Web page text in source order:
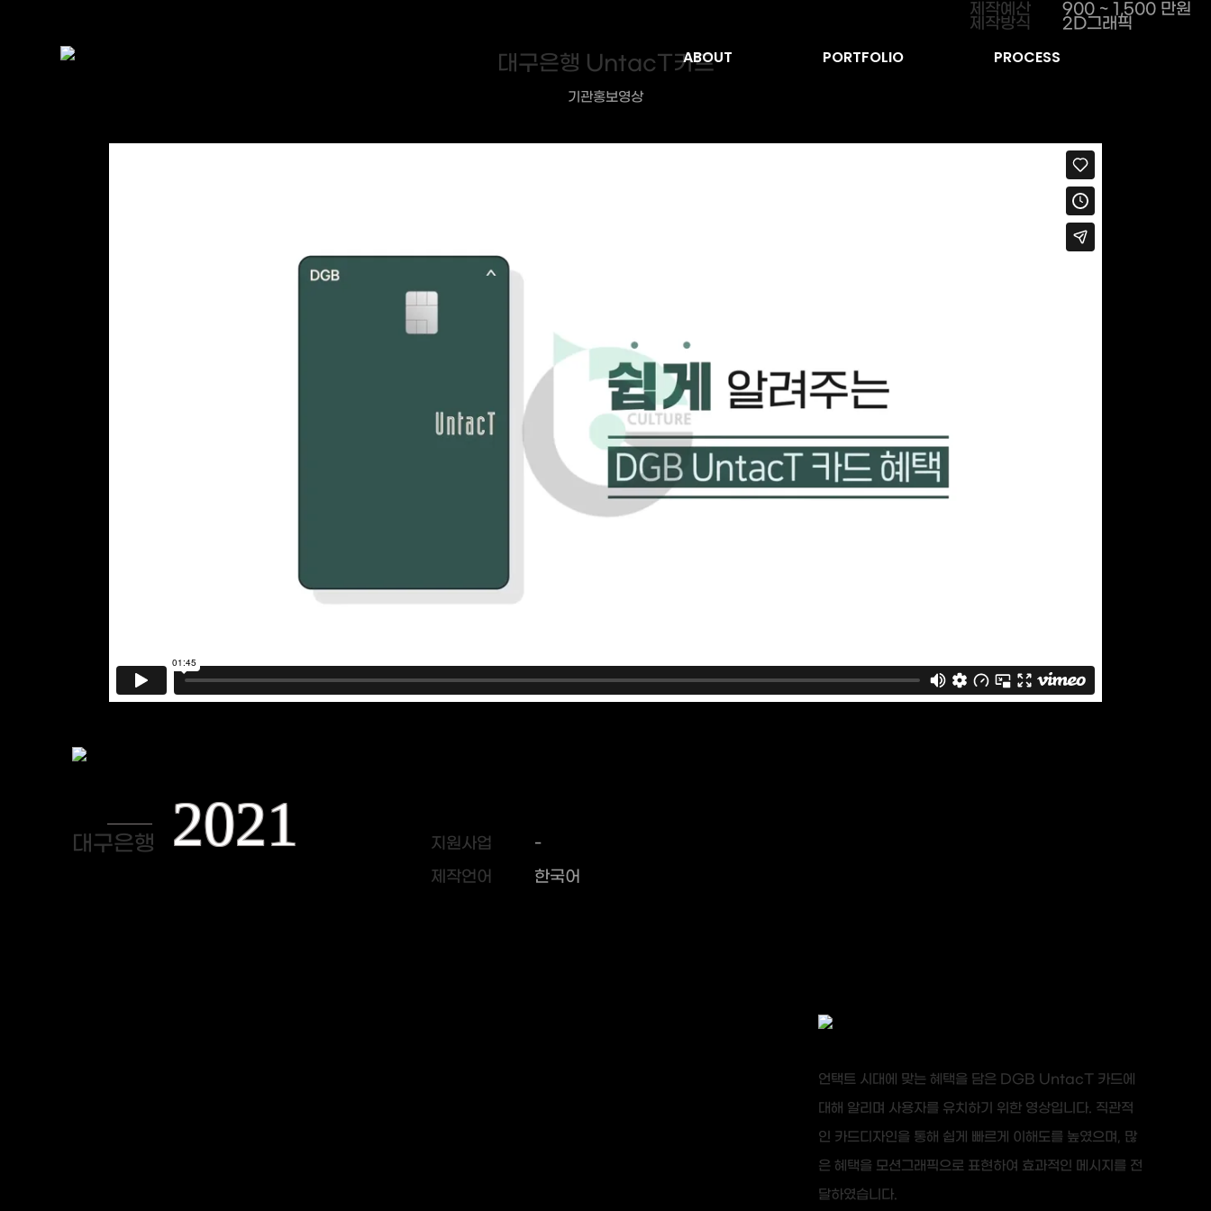
ABOUT PORTFOLIO PROCESS
대구은행 UntacT카드
기관홍보영상
2021
대구은행 지원사업 -
제작예산 900 ~ 1,500 만원
제작언어 한국어
제작방식 2D그래픽
언택트 시대에 맞는 혜택을 담은 DGB UntacT 카드에
대해 알리며 사용자를 유치하기 위한 영상입니다. 직관적
인 카드디자인을 통해 쉽게 빠르게 이해도를 높였으며, 많
은 혜택을 모션그래픽으로 표현하여 효과적인 메시지를 전
달하였습니다.